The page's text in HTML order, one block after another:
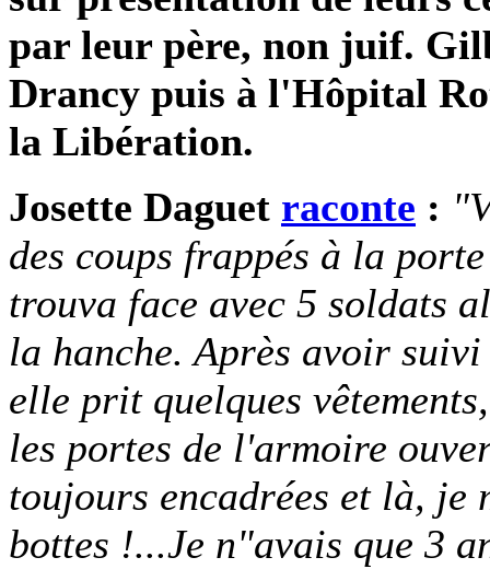
par leur père, non juif.
Drancy puis à l'Hôpital
la Libération.
Josette Daguet raconte :
des coups frappés à la
trouva face avec 5 soldats
la hanche. Après avoir
elle prit quelques
les portes de l'armoire
toujours encadrées et là, je
bottes !...Je n"avais que 3